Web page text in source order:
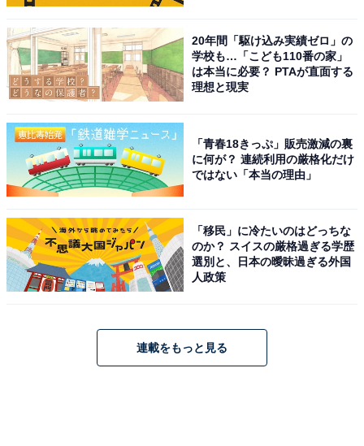
20年間「駆け込み実績ゼロ」の
学校も…「こども110番の家」
は本当に必要？ PTAが直面する
理想と現実
「青春18きっぷ」販売激減の裏
に何が？ 連続利用の厳格化だけ
ではない「本当の理由」
「移民」に冷たいのはどっちな
のか？ スイスの厳格過ぎる学歴
選別と、日本の曖昧過ぎる外国
人政策
連載をもっと見る